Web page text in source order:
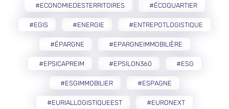
#ECONOMIEDESTERRITOIRES #ÉCOQUARTIER
#EGIS #ENERGIE #ENTREPOTLOGISTIQUE
#ÉPARGNE #EPARGNEIMMOBILIÈRE
#EPSICAPREIM #EPSILON360 #ESG
#ESGIMMOBILIER #ESPAGNE
#EURIALLOGISTIQUEEST #EURONEXT